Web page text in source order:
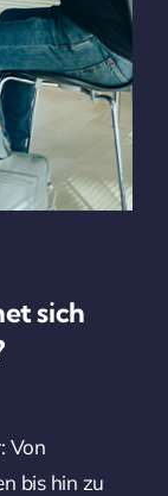
sich
Von
bis hin zu